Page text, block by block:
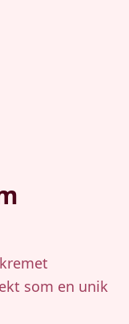
som en unik